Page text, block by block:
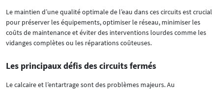
Le maintien d’une qualité optimale de l’eau dans ces circuits est crucial
pour préserver les équipements, optimiser le réseau, minimiser les
coûts de maintenance et éviter des interventions lourdes comme les
vidanges complètes ou les réparations coûteuses.
Les principaux défis des circuits fermés
Le calcaire et l’entartrage sont des problèmes majeurs. Au